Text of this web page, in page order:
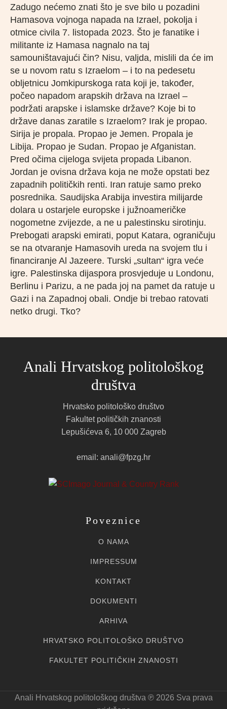
Zadugo nećemo znati što je sve bilo u pozadini
Hamasova vojnoga napada na Izrael, pokolja i
otmice civila 7. listopada 2023. Što je fanatike i
militante iz Hamasa nagnalo na taj
samouništavajući čin? Nisu, valjda, mislili da će im
se u novom ratu s Izraelom – i to na pedesetu
obljetnicu Jomkipurskoga rata koji je, također,
počeo napadom arapskih država na Izrael –
podržati arapske i islamske države? Koje bi to
države danas zaratile s Izraelom? Irak je propao.
Sirija je propala. Propao je Jemen. Propala je
Libija. Propao je Sudan. Propao je Afganistan.
Pred očima cijeloga svijeta propada Libanon.
Jordan je ovisna država koja ne može opstati bez
zapadnih političkih renti. Iran ratuje samo preko
posrednika. Saudijska Arabija investira milijarde
dolara u ostarjele europske i južnoameričke
nogometne zvijezde, a ne u palestinsku sirotinju.
Prebogati arapski emirati, poput Katara, ograničuju
se na otvaranje Hamasovih ureda na svojem tlu i
financiranje Al Jazeere. Turski „sultan“ igra veće
igre. Palestinska dijaspora prosvjeduje u Londonu,
Berlinu i Parizu, a ne pada joj na pamet da ratuje u
Gazi i na Zapadnoj obali. Ondje bi trebao ratovati
netko drugi. Tko?
Anali Hrvatskog politološkog
društva
Hrvatsko politološko društvo
Fakultet političkih znanosti
Lepušićeva 6, 10 000 Zagreb
email: anali@fpzg.hr
Poveznice
O NAMA
IMPRESSUM
KONTAKT
DOKUMENTI
ARHIVA
HRVATSKO POLITOLOŠKO DRUŠTVO
FAKULTET POLITIČKIH ZNANOSTI
Anali Hrvatskog politološkog društva ℗ 2026 Sva prava